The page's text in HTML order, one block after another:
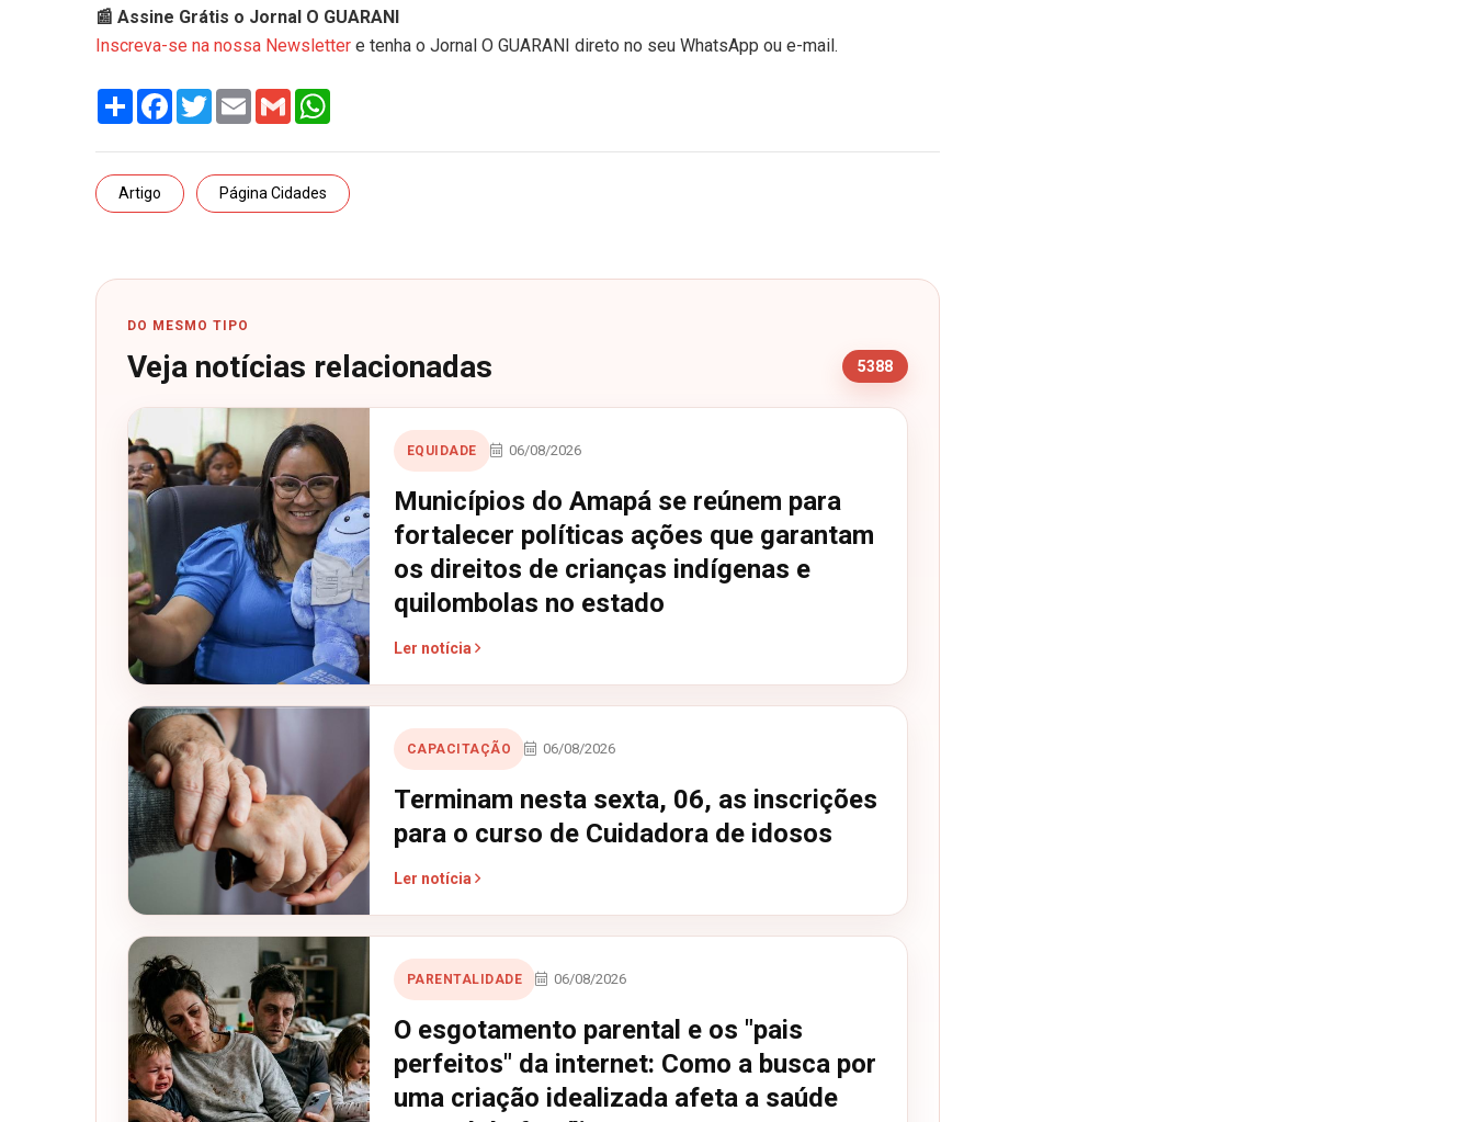
📰 Assine Grátis o Jornal O GUARANI
Inscreva-se na nossa Newsletter e tenha o Jornal O GUARANI direto no seu WhatsApp ou e-mail.
Share Facebook
TwitterEmail Gmail
Artigo Página Cidades
DO MESMO TIPO
Veja notícias relacionadas 5388
EQUIDADE 06/08/2026
Municípios do Amapá se reúnem para
fortalecer políticas ações que garantam
os direitos de crianças indígenas e
quilombolas no estado
Ler notícia
CAPACITAÇÃO 06/08/2026
Terminam nesta sexta, 06, as inscrições
para o curso de Cuidadora de idosos
Ler notícia
PARENTALIDADE 06/08/2026
O esgotamento parental e os "pais
perfeitos" da internet: Como a busca por
uma criação idealizada afeta a saúde